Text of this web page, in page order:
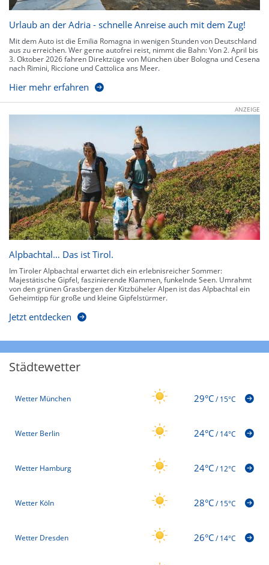
Urlaub an der Adria - schnelle Anreise auch mit dem Zug!
Mit dem Auto ist die Emilia Romagna in wenigen Stunden von Deutschland
aus zu erreichen. Wer gerne autofrei reist, nimmt die Bahn: Von 2. April bis
3. Oktober 2026 fahren Direktzüge von München über Bologna und Cesena
nach Rimini, Riccione und Cattolica ans Meer.
Hier mehr erfahren
ANZEIGE
Alpbachtal… Das ist Tirol.
Im Tiroler Alpbachtal erwartet dich ein erlebnisreicher Sommer:
Majestätische Gipfel, faszinierende Klammen, funkelnde Seen. Umrahmt
von den grünen Grasbergen der Kitzbüheler Alpen ist das Alpbachtal ein
Geheimtipp für große und kleine Gipfelstürmer.
Jetzt entdecken
Städtewetter
Wetter München 29°C/15°C
Wetter Berlin 24°C/14°C
Wetter Hamburg 24°C/12°C
Wetter Köln 28°C/15°C
Wetter Dresden 26°C/14°C